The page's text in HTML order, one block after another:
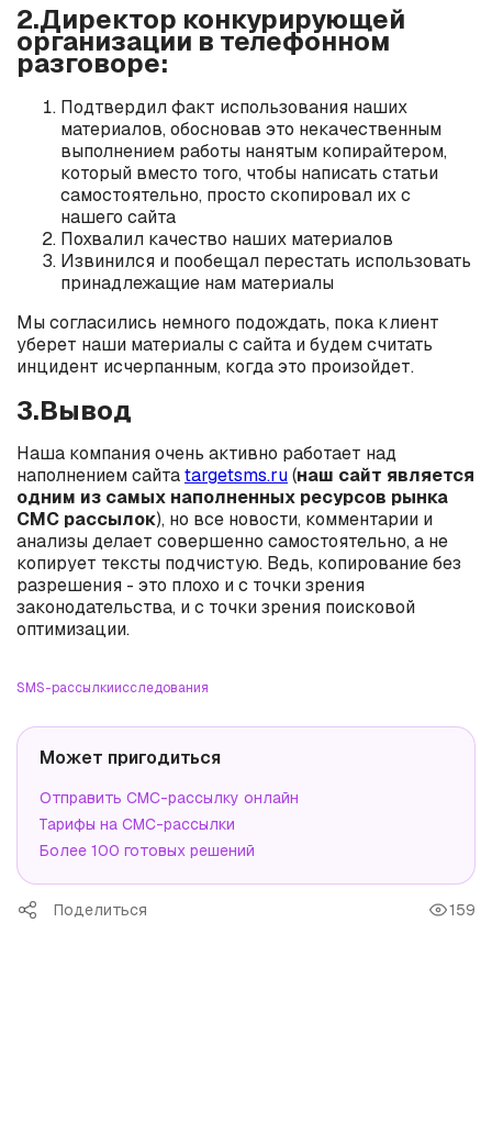
2.Директор конкурирующей
организации в телефонном
разговоре:
Подтвердил факт использования наших
материалов, обосновав это некачественным
выполнением работы нанятым копирайтером,
который вместо того, чтобы написать статьи
самостоятельно, просто скопировал их с
нашего сайта
Похвалил качество наших материалов
Извинился и пообещал перестать использовать
принадлежащие нам материалы
Мы согласились немного подождать, пока клиент
уберет наши материалы с сайта и будем считать
инцидент исчерпанным, когда это произойдет.
3.Вывод
Наша компания очень активно работает над
наполнением сайтаtargetsms.ru(наш сайт является
одним из самых наполненных ресурсов рынка
СМС рассылок), но все новости, комментарии и
анализы делает совершенно самостоятельно, а не
копирует тексты подчистую. Ведь, копирование без
разрешения - это плохо и с точки зрения
законодательства, и с точки зрения поисковой
оптимизации.
SMS-рассылкиисследования
Может пригодиться
Отправить СМС-рассылку онлайн
Тарифы на СМС-рассылки
Более 100 готовых решений
Поделиться 159